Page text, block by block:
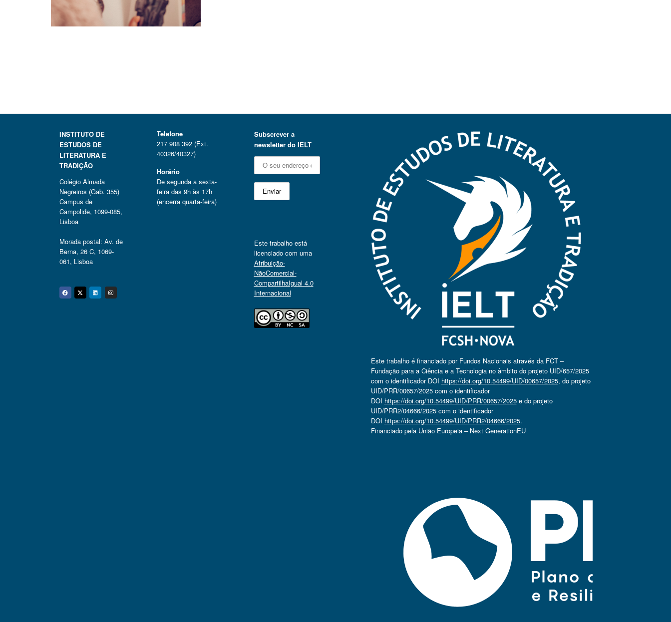
INSTITUTO DE
ESTUDOS DE
LITERATURA E
TRADIÇÃO
Colégio Almada
Negreiros (Gab. 355)
Campus de
Campolide, 1099-085,
Lisboa
Morada postal: Av. de
Berna, 26 C, 1069-
061, Lisboa
Facebook
Twitter
Linkedin
Instagram
Telefone
217 908 392 (Ext.
40326/40327)
Horário
De segunda a sexta-
feira das 9h às 17h
(encerra quarta-feira)
Subscrever a
newsletter do IELT
Este trabalho está
licenciado com uma
Atribuição-
NãoComercial-
CompartilhaIgual 4.0
Internacional
Este trabalho é financiado por Fundos Nacionais através da FCT –
Fundação para a Ciência e a Tecnologia no âmbito do projeto UID/657/2025
com o identificador DOI https://doi.org/10.54499/UID/00657/2025, do projeto
UID/PRR/00657/2025 com o identificador
DOI https://doi.org/10.54499/UID/PRR/00657/2025e do projeto
UID/PRR2/04666/2025 com o identificador
DOI https://doi.org/10.54499/UID/PRR2/04666/2025.
Financiado pela União Europeia – Next GenerationEU